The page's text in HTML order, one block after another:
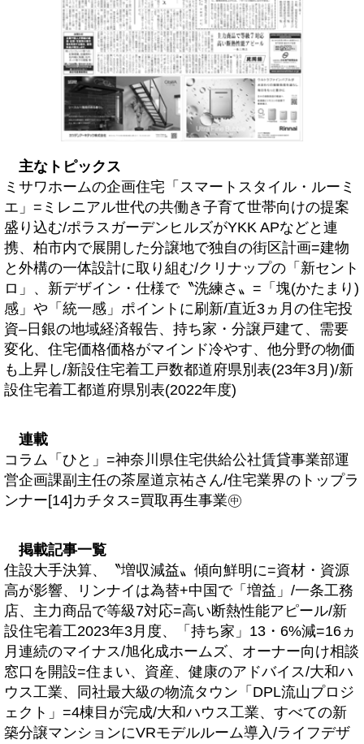
主なトピックス
ミサワホームの企画住宅「スマートスタイル・ルーミ
エ」=ミレニアル世代の共働き子育て世帯向けの提案
盛り込む/ポラスガーデンヒルズがYKK APなどと連
携、柏市内で展開した分譲地で独自の街区計画=建物
と外構の一体設計に取り組む/クリナップの「新セント
ロ」、新デザイン・仕様で〝洗練さ〟=「塊(かたまり)
感」や「統一感」ポイントに刷新/直近3ヵ月の住宅投
資–日銀の地域経済報告、持ち家・分譲戸建て、需要
変化、住宅価格価格がマインド冷やす、他分野の物価
も上昇し/新設住宅着工戸数都道府県別表(23年3月)/新
設住宅着工都道府県別表(2022年度)
連載
コラム「ひと」=神奈川県住宅供給公社賃貸事業部運
営企画課副主任の茶屋道京祐さん/住宅業界のトップラ
ンナー[14]カチタス=買取再生事業㊥
掲載記事一覧
住設大手決算、〝増収減益〟傾向鮮明に=資材・資源
高が影響、リンナイは為替+中国で「増益」/一条工務
店、主力商品で等級7対応=高い断熱性能アピール/新
設住宅着工2023年3月度、「持ち家」13・6%減=16ヵ
月連続のマイナス/旭化成ホームズ、オーナー向け相談
窓口を開設=住まい、資産、健康のアドバイス/大和ハ
ウス工業、同社最大級の物流タウン「DPL流山プロジ
ェクト」=4棟目が完成/大和ハウス工業、すべての新
築分譲マンションにVRモデルルーム導入/ライフデザ